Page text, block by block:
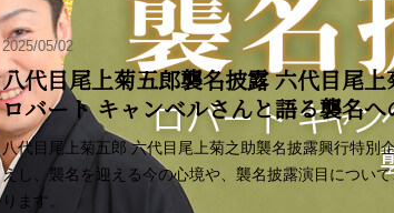
2025/05/02
八代目尾上菊五郎襲名披露 六代目尾上
ロバート キャンベルさんと語る襲名
八代目尾上菊五郎 六代目尾上菊之助襲名披露興行特別
えし、襲名を迎える今の心境や、襲名披露演目につい
ります。